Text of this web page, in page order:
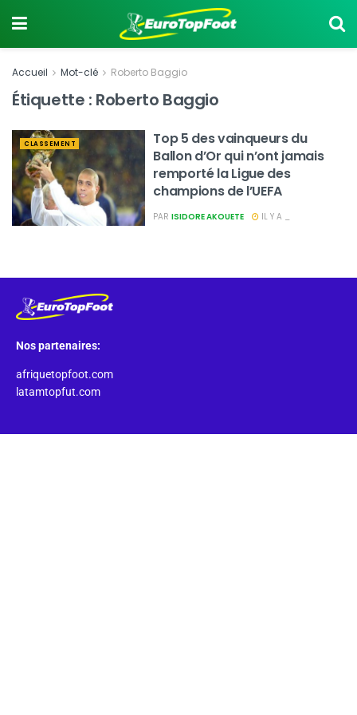
Accueil Mot-clé Roberto Baggio
Étiquette : Roberto Baggio
CLASSEMENT
Top 5 des vainqueurs du
Ballon d’Or qui n’ont jamais
remporté la Ligue des
champions de l’UEFA
PAR ISIDORE AKOUETE IL Y A _
Nos partenaires:
afriquetopfoot.com
latamtopfut.com